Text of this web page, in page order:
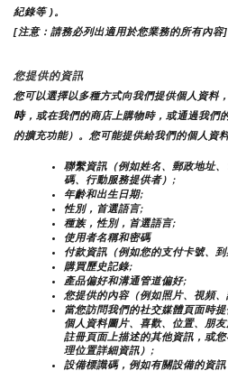
紀錄等 )。
[注意：請務必列出適用於您業務的所有內容]
您提供的資訊
您可以選擇以多種方式向我們提供個人資料
時，或在我們的商店上購物時，或通過我們
的擴充功能）。您可能提供給我們的個人資
聯繫資訊（例如姓名、郵政地址
碼、行動服務提供者）;
年齡和出生日期;
性別，首選語言;
種族，性別，首選語言;
使用者名稱和密碼
付款資訊（例如您的支付卡號、
購買歷史記錄;
產品偏好和溝通管道偏好;
您提供的內容（例如照片、視頻
當您訪問我們的社交媒體頁面時
個人資料圖片、喜歡、位置、朋
註冊頁面上描述的其他資訊，或
理位置詳細資訊）;
設備標識碼，例如有關設備的資